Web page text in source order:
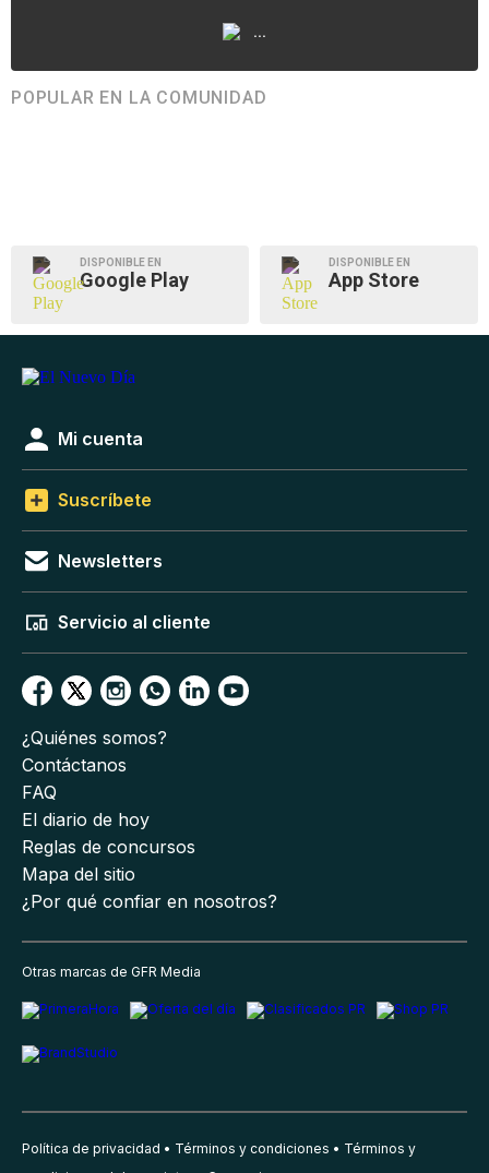
...
POPULAR EN LA COMUNIDAD
DISPONIBLE EN
Google Play
DISPONIBLE EN
App Store
Mi cuenta
Suscríbete
Newsletters
Servicio al cliente
¿Quiénes somos?
Contáctanos
FAQ
El diario de hoy
Reglas de concursos
Mapa del sitio
¿Por qué confiar en nosotros?
Otras marcas de GFR Media
Política de privacidad Términos y condiciones
Términos y